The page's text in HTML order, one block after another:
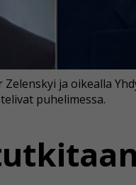
ja oikealla
puhelimessa.